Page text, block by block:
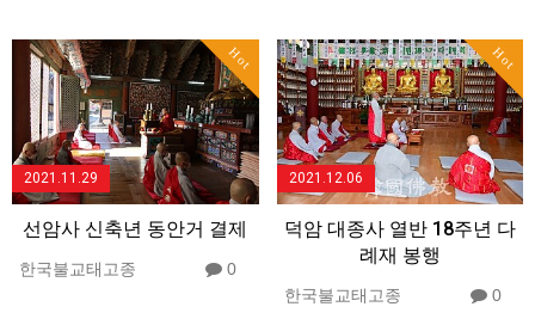
Hot
2021.11.29
선암사 신축년 동안거 결제
한국불교태고종 0
Hot
2021.12.06
덕암 대종사 열반 18주년 다
례재 봉행
한국불교태고종 0